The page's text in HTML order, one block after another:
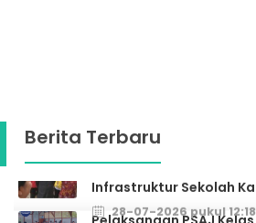
Berita Terbaru
Pelaksanaan PSAJ Kelas
Putussibau Berjalan